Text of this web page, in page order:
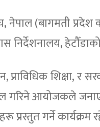
नेपाल (बागमती
निर्देशनालय,
शिक्षा, र
आयोजकले
प्रस्तुत गर्ने